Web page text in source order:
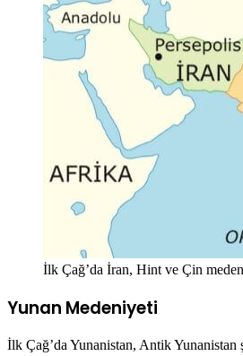
İlk Çağ’da İran, Hint ve Çin
Yunan Medeniyeti
İlk Çağ’da Yunanistan, Antik Yunanistan